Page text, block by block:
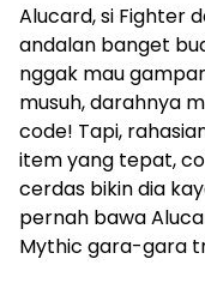
Alucard, si Fighter
andalan banget
nggak mau
musuh, darahnya
code! Tapi,
item yang tepat,
cerdas bikin dia
pernah bawa
Mythic gara-gara